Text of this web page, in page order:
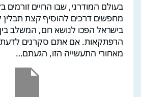
בעולם המודרני, שבו החיים
מחפשים דרכים להוסיף קצת תבלין
בישראל הפכו לנושא חם, המשלב
הרפתקאות. אם אתם סקרנים
מאחורי התעשייה הזו, הגעתם…